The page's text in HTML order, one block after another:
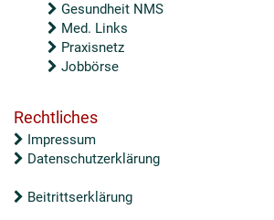
Gesundheit NMS
Med. Links
Praxisnetz
Jobbörse
Rechtliches
Impressum
Datenschutzerklärung
Beitrittserklärung